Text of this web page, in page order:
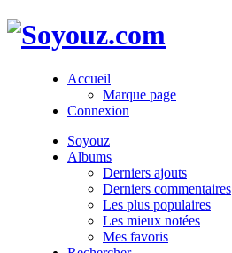
Accueil
Marque page
Connexion
Soyouz
Albums
Derniers ajouts
Derniers commentaires
Les plus populaires
Les mieux notées
Mes favoris